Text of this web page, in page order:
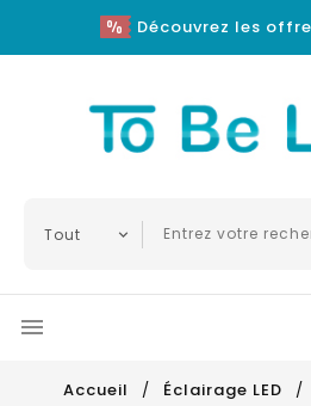
Découvrez les

Accueil Éclairage LED